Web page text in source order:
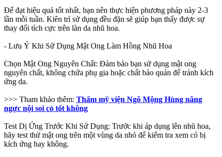
Để đạt hiệu quả tốt nhất, bạn nên thực hiện phương pháp này 2-3
lần mỗi tuần. Kiên trì sử dụng đều đặn sẽ giúp bạn thấy được sự
thay đổi tích cực trên làn da nhũ hoa.
- Lưu Ý Khi Sử Dụng Mật Ong Làm Hồng Nhũ Hoa
Chọn Mật Ong Nguyên Chất: Đảm bảo bạn sử dụng mật ong
nguyên chất, không chứa phụ gia hoặc chất bảo quản để tránh kích
ứng da.
>>> Tham khảo thêm: Thẩm mỹ viện Ngô Mộng Hùng nâng
ngực nội soi có tốt không
Test Dị Ứng Trước Khi Sử Dụng: Trước khi áp dụng lên nhũ hoa,
hãy test thử mật ong trên một vùng da nhỏ để kiểm tra xem có bị
kích ứng hay không.